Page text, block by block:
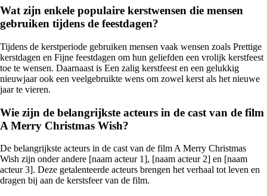
Wat zijn enkele populaire kerstwensen die mensen
gebruiken tijdens de feestdagen?
Tijdens de kerstperiode gebruiken mensen vaak wensen zoals Prettige
kerstdagen en Fijne feestdagen om hun geliefden een vrolijk kerstfeest
toe te wensen. Daarnaast is Een zalig kerstfeest en een gelukkig
nieuwjaar ook een veelgebruikte wens om zowel kerst als het nieuwe
jaar te vieren.
Wie zijn de belangrijkste acteurs in de cast van de film
A Merry Christmas Wish?
De belangrijkste acteurs in de cast van de film A Merry Christmas
Wish zijn onder andere [naam acteur 1], [naam acteur 2] en [naam
acteur 3]. Deze getalenteerde acteurs brengen het verhaal tot leven en
dragen bij aan de kerstsfeer van de film.